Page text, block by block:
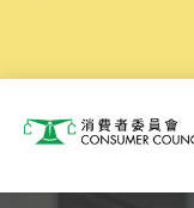
消费者委员会